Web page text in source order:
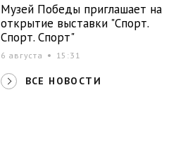
Музей Победы приглашает на
открытие выставки "Спорт.
Спорт. Спорт"
6 августа 15:31
ВСЕ НОВОСТИ